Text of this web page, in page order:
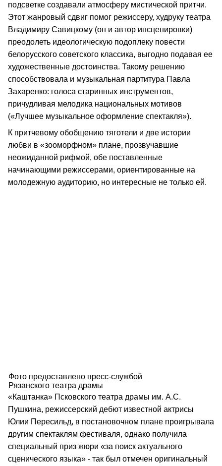
подсветке создавали атмосферу мистической притчи.
Этот жанровый сдвиг помог режиссеру, худруку театра
Владимиру Савицкому (он и автор инсценировки)
преодолеть идеологическую подоплеку повести
белорусского советского классика, выгодно подавая ее
художественные достоинства. Такому решению
способствовала и музыкальная партитура Павла
Захаренко: голоса старинных инструментов,
причудливая мелодика национальных мотивов
(«Лучшее музыкальное оформление спектакля»).
К притчевому обобщению тяготели и две истории
любви в «зооморфном» плане, прозвучавшие
неожиданной рифмой, обе поставленные
начинающими режиссерами, ориентированные на
молодежную аудиторию, но интересные не только ей.
Фото предоставлено пресс-службой
Рязанского театра драмы
«Каштанка» Псковского театра драмы им. А.С.
Пушкина, режиссерский дебют известной актрисы
Юлии Пересильд, в постановочном плане проигрывала
другим спектаклям фестиваля, однако получила
специальный приз жюри «за поиск актуального
сценического языка» - так был отмечен оригинальный